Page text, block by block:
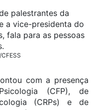
com a presença
(CFP), de
(CRPs) e de